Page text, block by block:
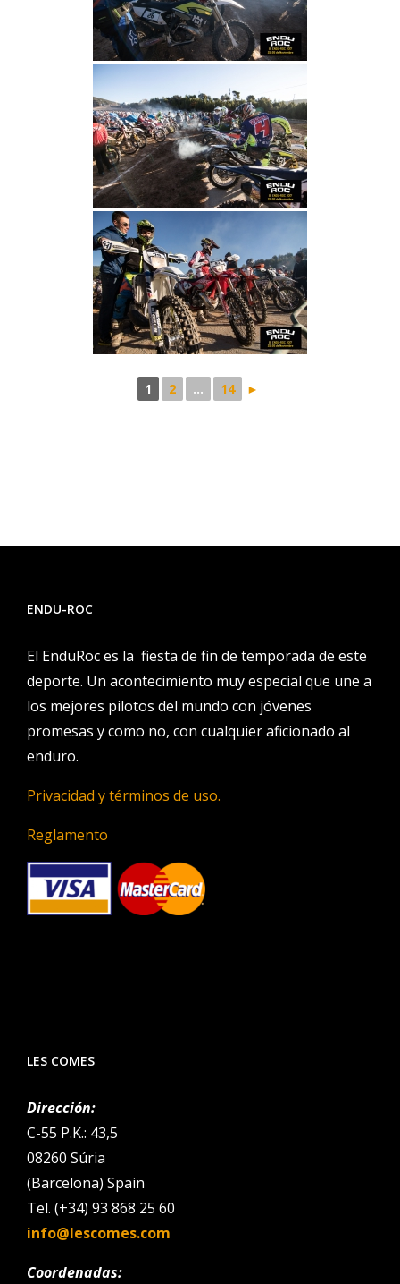
1 2 ... 14 ►
ENDU-ROC
El EnduRoc es la fiesta de fin de temporada de este
deporte. Un acontecimiento muy especial que une a
los mejores pilotos del mundo con jóvenes
promesas y como no, con cualquier aficionado al
enduro.
Privacidad y términos de uso.
Reglamento
LES COMES
Dirección:
C-55 P.K.: 43,5
08260 Súria
(Barcelona) Spain
Tel. (+34) 93 868 25 60
info@lescomes.com
Coordenadas: